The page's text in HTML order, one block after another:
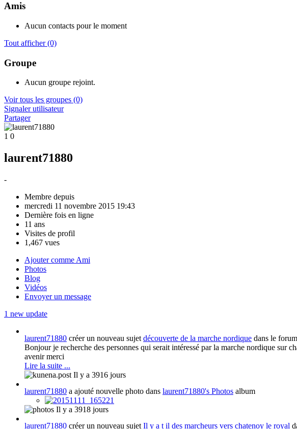
Amis
Aucun contacts pour le moment
Tout afficher (0)
Groupe
Aucun groupe rejoint.
Voir tous les groupes (0)
Signaler utilisateur
Partager
1 0
laurent71880
-
Membre depuis
mercredi 11 novembre 2015 19:43
Dernière fois en ligne
11 ans
Visites de profil
1,467 vues
Ajouter comme Ami
Photos
Blog
Vidéos
Envoyer un message
1 new update
laurent71880 créer un nouveau sujet découverte de la marche nordique dans le
Bonjour je recherche des personnes qui serait intéressé par la marche nordique sur
avenir merci
Lire la suite ...
Il y a 3916 jours
laurent71880 a ajouté nouvelle photo dans laurent71880's Photos album
Il y a 3918 jours
laurent71880 créer un nouveau sujet Il y a t il des marcheurs vers chatenoy le royal